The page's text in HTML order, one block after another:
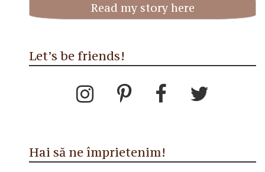
Read my story here
Let’s be friends!
Hai să ne împrietenim!